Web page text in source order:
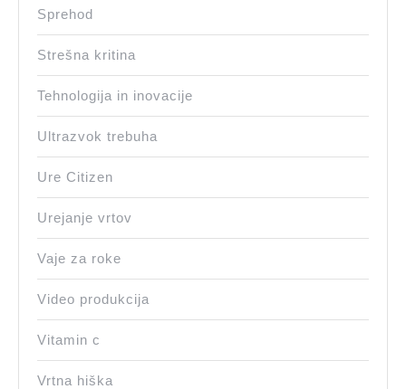
Sprehod
Strešna kritina
Tehnologija in inovacije
Ultrazvok trebuha
Ure Citizen
Urejanje vrtov
Vaje za roke
Video produkcija
Vitamin c
Vrtna hiška